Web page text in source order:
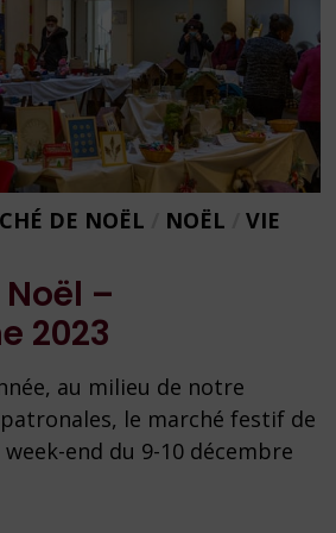
DE NOËL NOËL /VIE
–
2023
au milieu de notre
le marché festif de
end du 9-10 décembre